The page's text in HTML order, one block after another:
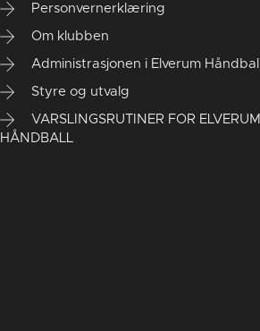
Personvernerklæring
Om klubben
Administrasjonen i Elverum Håndball
Styre og utvalg
VARSLINGSRUTINER FOR ELVERUM
HÅNDBALL